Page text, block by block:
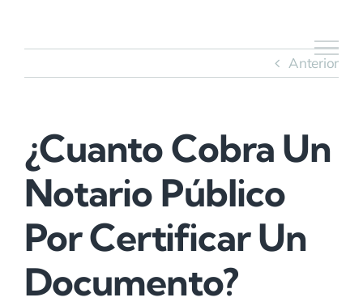
Anterior
¿Cuanto Cobra Un
Notario Público
Por Certificar Un
Documento?